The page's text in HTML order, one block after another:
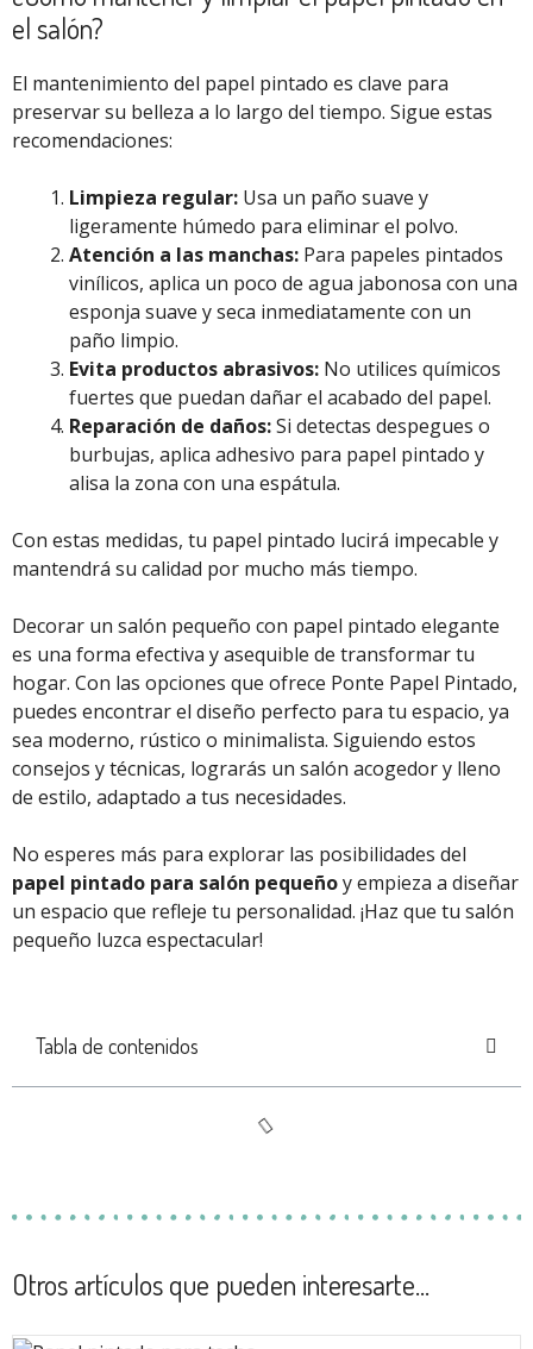
el salón?
El mantenimiento del papel pintado es clave para
preservar su belleza a lo largo del tiempo. Sigue estas
recomendaciones:
Limpieza regular: Usa un paño suave y
ligeramente húmedo para eliminar el polvo.
Atención a las manchas: Para papeles pintados
vinílicos, aplica un poco de agua jabonosa con una
esponja suave y seca inmediatamente con un
paño limpio.
Evita productos abrasivos: No utilices químicos
fuertes que puedan dañar el acabado del papel.
Reparación de daños:Si detectas despegues o
burbujas, aplica adhesivo para papel pintado y
alisa la zona con una espátula.
Con estas medidas, tu papel pintado lucirá impecable y
mantendrá su calidad por mucho más tiempo.
Decorar un salón pequeño con papel pintado elegante
es una forma efectiva y asequible de transformar tu
hogar. Con las opciones que ofrece Ponte Papel Pintado,
puedes encontrar el diseño perfecto para tu espacio, ya
sea moderno, rústico o minimalista. Siguiendo estos
consejos y técnicas, lograrás un salón acogedor y lleno
de estilo, adaptado a tus necesidades.
No esperes más para explorar las posibilidades del
papel pintado para salón pequeñoy empieza a diseñar
un espacio que refleje tu personalidad. ¡Haz que tu salón
pequeño luzca espectacular!
Tabla de contenidos
Otros artículos que pueden interesarte...